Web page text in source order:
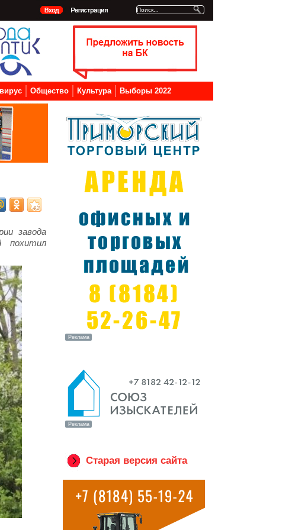
Общество Культура Выборы 2022
завода
похитил
Старая версия сайта